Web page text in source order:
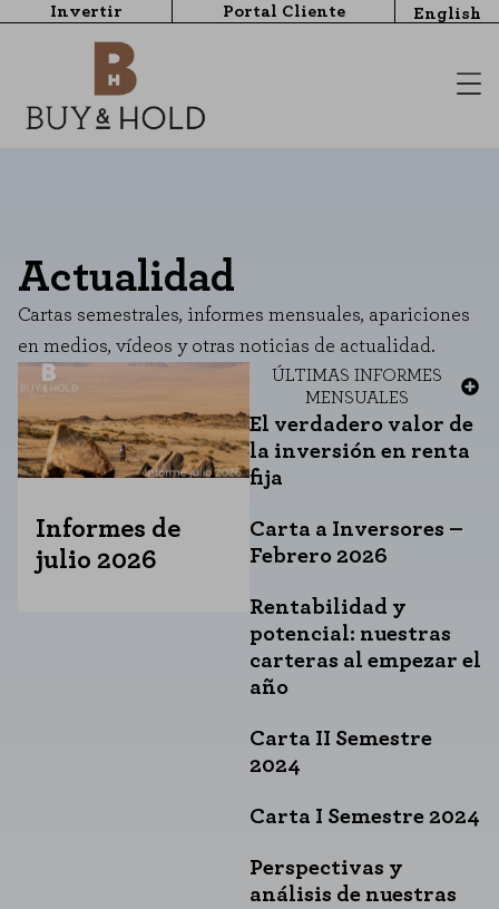
Invertir Portal Cliente English
Actualidad
Cartas semestrales, informes mensuales, apariciones
en medios, vídeos y otras noticias de actualidad.
Informes de
julio 2026
ÚLTIMAS INFORMES
MENSUALES
El verdadero valor de
la inversión en renta
fija
Carta a Inversores –
Febrero 2026
Rentabilidad y
potencial: nuestras
carteras al empezar el
año
Carta II Semestre
2024
Carta I Semestre 2024
Perspectivas y
análisis de nuestras